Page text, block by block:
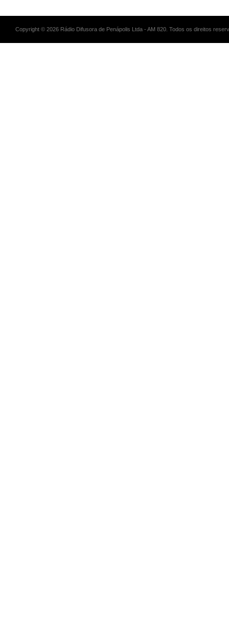
Copyright © 2026 Rádio Difusora de Penápolis Ltda - AM 820. Todos os direitos